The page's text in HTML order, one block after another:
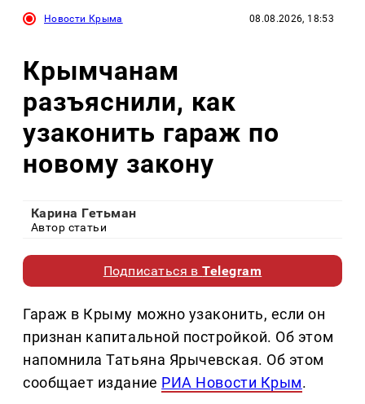
Новости Крыма 08.08.2026, 18:53
Крымчанам
разъяснили, как
узаконить гараж по
новому закону
Карина Гетьман
Автор статьи
Подписаться вTelegram
Гараж в Крыму можно узаконить, если он
признан капитальной постройкой. Об этом
напомнила Татьяна Ярычевская. Об этом
сообщает издание РИА Новости Крым.